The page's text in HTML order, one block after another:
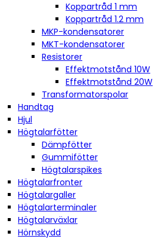
Koppartråd 1 mm
Koppartråd 1.2 mm
MKP-kondensatorer
MKT-kondensatorer
Resistorer
Effektmotstånd 10W
Effektmotstånd 20W
Transformatorspolar
Handtag
Hjul
Högtalarfötter
Dämpfötter
Gummifötter
Högtalarspikes
Högtalarfronter
Högtalargaller
Högtalarterminaler
Högtalarväxlar
Hörnskydd